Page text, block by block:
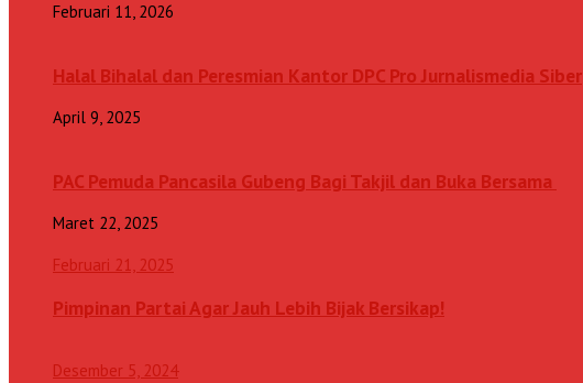
Februari 11, 2026
Halal Bihalal dan Peresmian Kantor DPC Pro Jurnalismedia Siber
April 9, 2025
PAC Pemuda Pancasila Gubeng Bagi Takjil dan Buka Bersama
Maret 22, 2025
Februari 21, 2025
Pimpinan Partai Agar Jauh Lebih Bijak Bersikap!
Desember 5, 2024